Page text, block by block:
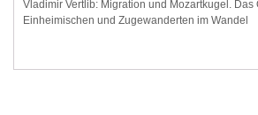
Vladimir Vertlib: Migration und Mozartkugel. Das
Einheimischen und Zugewanderten im Wandel